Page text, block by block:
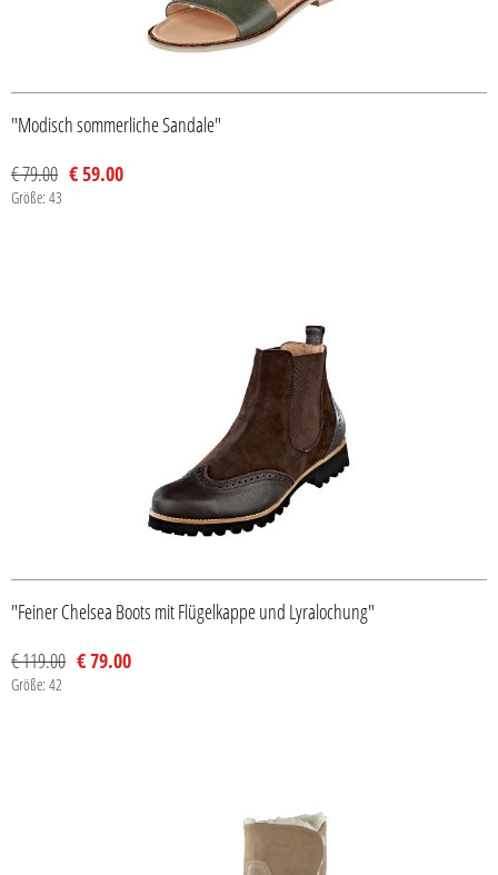
"Modisch sommerliche Sandale"
€ 79.00 € 59.00
Größe: 43
"Feiner Chelsea Boots mit Flügelkappe und Lyralochung"
€ 119.00 € 79.00
Größe: 42